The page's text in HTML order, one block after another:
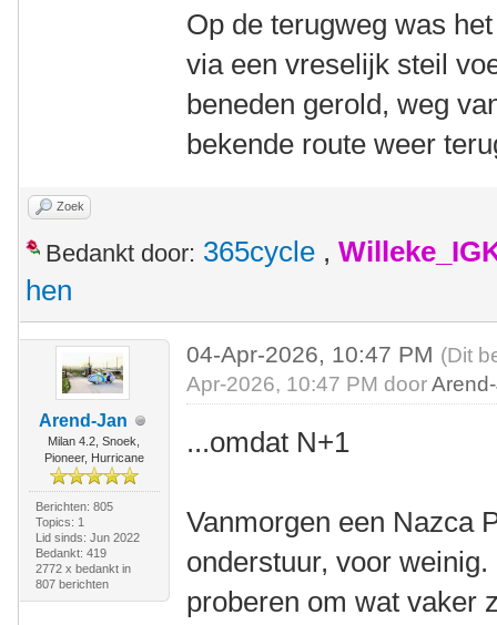
Op de terugweg was
via een vreselijk steil
beneden gerold, weg
bekende route weer
Zoek
Bedankt door: 365cycle ,
hen
Arend-Jan
Milan 4.2, Snoek,
Pioneer, Hurricane
Berichten: 805
Topics: 1
Lid sinds: Jun 2022
Bedankt: 419
2772 x bedankt in
807 berichten
04-Apr-2026, 10:47 PM (Dit
Apr-2026, 10:47 PM door
...omdat N+1
Vanmorgen een Nazca
onderstuur, voor
proberen om wat vaker